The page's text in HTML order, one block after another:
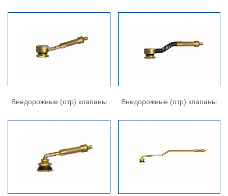
Внедорожные (отр) клапаны Внедорожные (отр) клапаны